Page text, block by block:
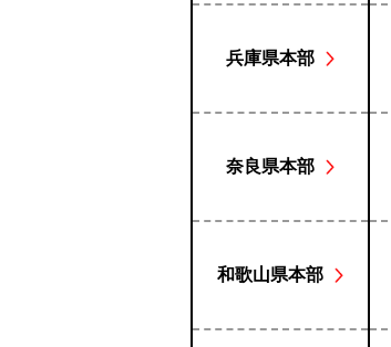
兵庫県本部
奈良県本部
和歌山県本部